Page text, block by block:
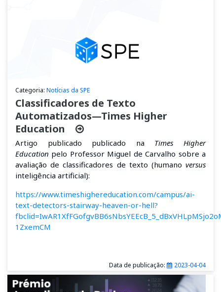
Categoria: Notícias da SPE
Classificadores de Texto
Automatizados—Times Higher
Education
Artigo publicado publicado na Times Higher
Education pelo Professor Miguel de Carvalho sobre a
avaliação de classificadores de texto (humano versus
inteligência artificial):
https://www.timeshighereducation.com/campus/ai-
text-detectors-stairway-heaven-or-hell?
1ZxemCM
Data de publicação: 2023-04-04